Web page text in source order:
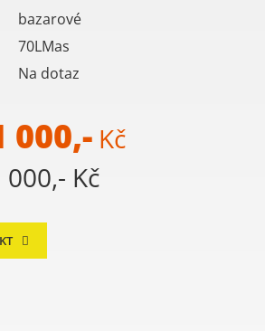
bazarové
70LMas
Na dotaz
000,- Kč
000,- Kč